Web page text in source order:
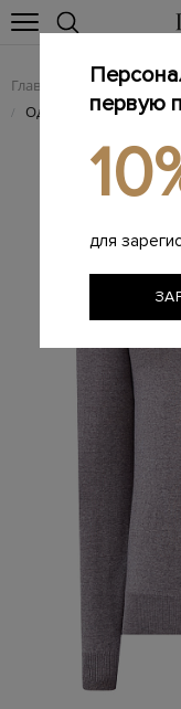
Главная Мужчинам /
/ Однотоннаяпервую
для